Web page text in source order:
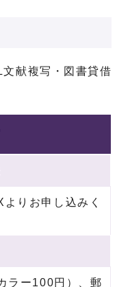
献複写・図書貸借
りお申し込みく
ラー100円）、郵